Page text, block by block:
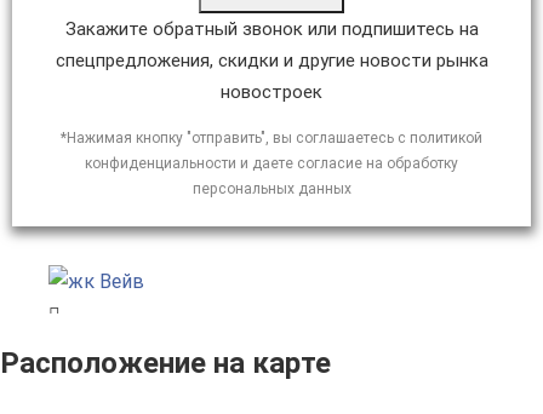
Закажите обратный звонок или подпишитесь на
спецпредложения, скидки и другие новости рынка
новостроек
*Нажимая кнопку "отправить", вы соглашаетесь с политикой
конфиденциальности и даете согласие на обработку
персональных данных
Расположение на карте